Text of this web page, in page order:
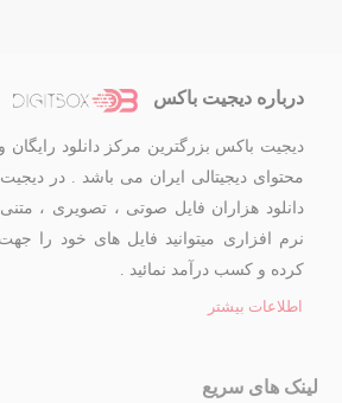
درباره دیجیت باکس
دیجیت باکس بزرگترین مرکز دانلود
محتوای دیجیتالی ایران می باشد . در
دانلود هزاران فایل صوتی ، تصویری ،
نرم افزاری میتوانید فایل های خود را
کرده و کسب درآمد نمائید .
اطلاعات بیشتر
لینک های سریع